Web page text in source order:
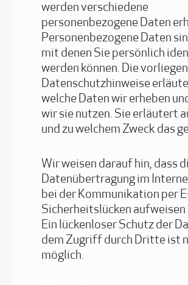
werden verschiedene
personenbezogene Daten
Personenbezogene Daten
mit denen Sie persönlich
werden können. Die
Datenschutzhinweise
welche Daten wir erheben
wir sie nutzen. Sie erläutert
und zu welchem Zweck das
Wir weisen darauf hin, dass
Datenübertragung im
bei der Kommunikation per
Sicherheitslücken aufweisen
Ein lückenloser Schutz der
dem Zugriff durch Dritte ist
möglich.